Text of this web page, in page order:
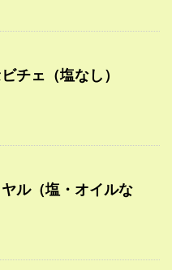
チェ（塩なし）
ル（塩・オイルな